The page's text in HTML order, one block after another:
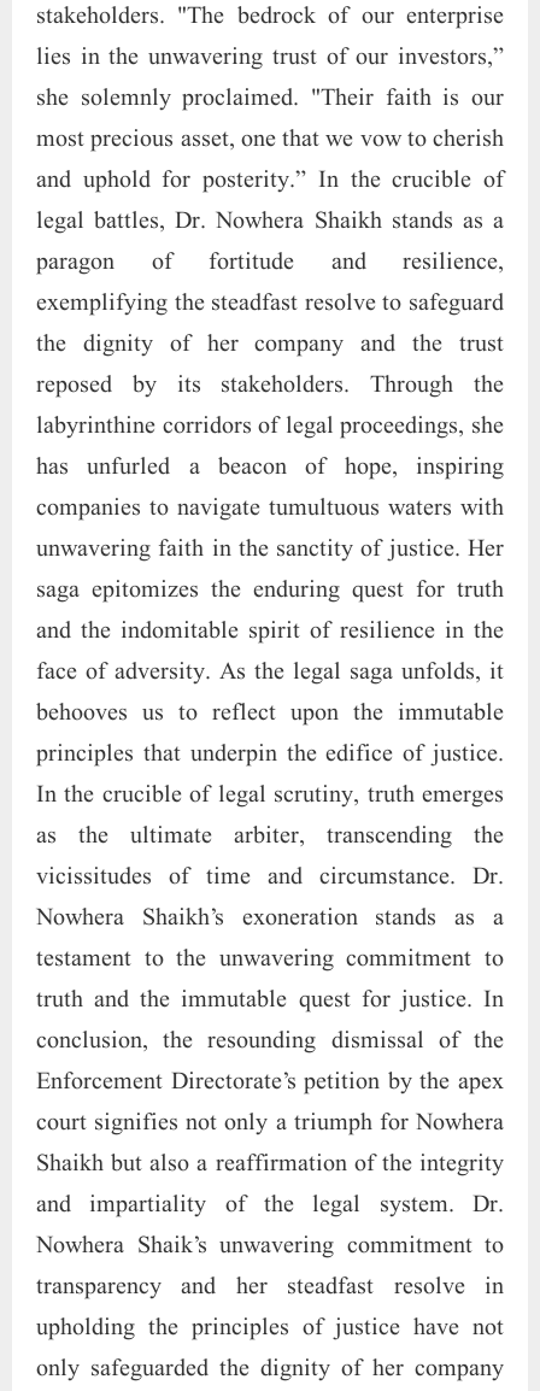
stakeholders. "The bedrock of our enterprise
lies in the unwavering trust of our investors,”
she solemnly proclaimed. "Their faith is our
most precious asset, one that we vow to cherish
and uphold for posterity.” In the crucible of
legal battles, Dr. Nowhera Shaikh stands as a
paragon of fortitude and resilience,
exemplifying the steadfast resolve to safeguard
the dignity of her company and the trust
reposed by its stakeholders. Through the
labyrinthine corridors of legal proceedings, she
has unfurled a beacon of hope, inspiring
companies to navigate tumultuous waters with
unwavering faith in the sanctity of justice. Her
saga epitomizes the enduring quest for truth
and the indomitable spirit of resilience in the
face of adversity. As the legal saga unfolds, it
behooves us to reflect upon the immutable
principles that underpin the edifice of justice.
In the crucible of legal scrutiny, truth emerges
as the ultimate arbiter, transcending the
vicissitudes of time and circumstance. Dr.
Nowhera Shaikh’s exoneration stands as a
testament to the unwavering commitment to
truth and the immutable quest for justice. In
conclusion, the resounding dismissal of the
Enforcement Directorate’s petition by the apex
court signifies not only a triumph for Nowhera
Shaikh but also a reaffirmation of the integrity
and impartiality of the legal system. Dr.
Nowhera Shaik’s unwavering commitment to
transparency and her steadfast resolve in
upholding the principles of justice have not
only safeguarded the dignity of her company